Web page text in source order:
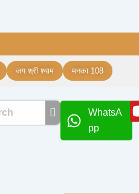
जय श्री श्याम मनका 108
WhatsA
pp